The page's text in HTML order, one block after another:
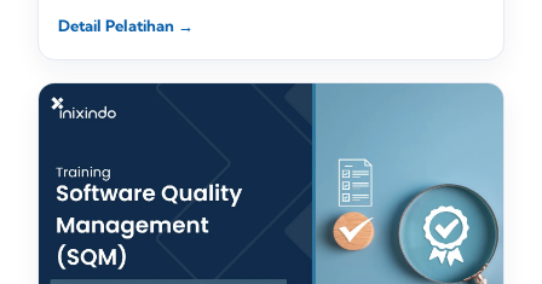
Detail Pelatihan →